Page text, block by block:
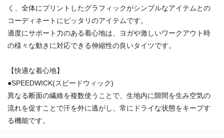
く、全体にプリントしたグラフィックがシンプルなアイテムとの
コーディネートにピッタリのアイテムです。
適度にサポート力のある着心地は、ヨガや激しいワークアウト時
の様々な動きに対応できる伸縮性の良いタイツです。
【快適な着心地】
●SPEEDWICK(スピードウィック)
異なる断面の繊維を複数使うことで、生地内に隙間を生み空気の
流れを促すことで汗を外に逃がし、常にドライな状態をキープす
る機能です。